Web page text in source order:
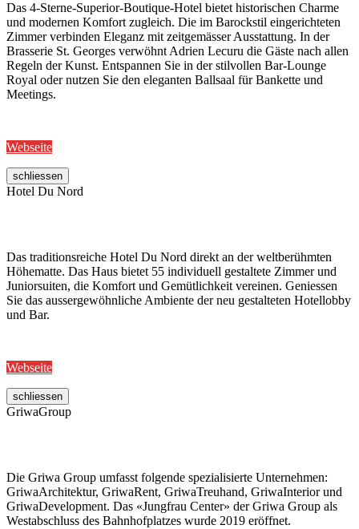
Das 4-Sterne-Superior-Boutique-Hotel bietet historischen Charme
und modernen Komfort zugleich. Die im Barockstil eingerichteten
Zimmer verbinden Eleganz mit zeitgemässer Ausstattung. In der
Brasserie St. Georges verwöhnt Adrien Lecuru die Gäste nach allen
Regeln der Kunst. Entspannen Sie in der stilvollen Bar-Lounge
Royal oder nutzen Sie den eleganten Ballsaal für Bankette und
Meetings.
Webseite
schliessen
Hotel Du Nord
Das traditionsreiche Hotel Du Nord direkt an der weltberühmten
Höhematte. Das Haus bietet 55 individuell gestaltete Zimmer und
Juniorsuiten, die Komfort und Gemütlichkeit vereinen. Geniessen
Sie das aussergewöhnliche Ambiente der neu gestalteten Hotellobby
und Bar.
Webseite
schliessen
GriwaGroup
Die Griwa Group umfasst folgende spezialisierte Unternehmen:
GriwaArchitektur, GriwaRent, GriwaTreuhand, GriwaInterior und
GriwaDevelopment. Das «Jungfrau Center» der Griwa Group als
Westabschluss des Bahnhofplatzes wurde 2019 eröffnet.